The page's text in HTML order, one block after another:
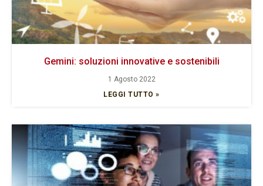
Gemini: soluzioni innovative e sostenibili
1 Agosto 2022
LEGGI TUTTO »